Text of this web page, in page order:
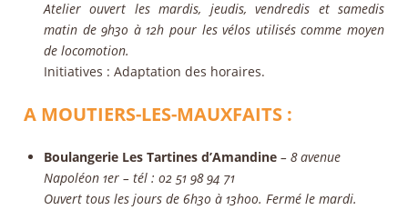
Atelier ouvert les mardis, jeudis, vendredis et samedis
matin de 9h30 à 12h pour les vélos utilisés comme moyen
de locomotion.
Initiatives : Adaptation des horaires.
A MOUTIERS-LES-MAUXFAITS :
Boulangerie Les Tartines d’Amandine – 8 avenue
Napoléon 1er – tél : 02 51 98 94 71
Ouvert tous les jours de 6h30 à 13h00. Fermé le mardi.